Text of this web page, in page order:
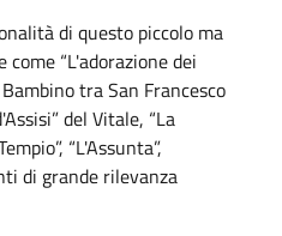
di questo piccolo ma
come “L'adorazione dei
tra San Francesco
del Vitale, “La
“L'Assunta”,
di grande rilevanza